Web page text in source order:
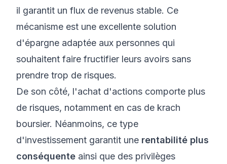
il garantit un flux de revenus stable. Ce
mécanisme est une excellente solution
d'épargne adaptée aux personnes qui
souhaitent faire fructifier leurs avoirs sans
prendre trop de risques.
De son côté, l'achat d'actions comporte plus
de risques, notamment en cas de krach
boursier. Néanmoins, ce type
d'investissement garantit une rentabilité plus
conséquente ainsi que des privilèges